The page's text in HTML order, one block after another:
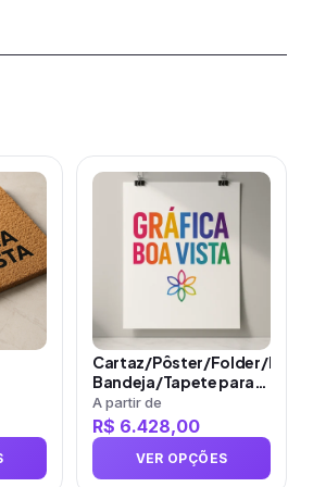
Cartaz/Pôster/Folder/Papel
Bandeja/Tapete para
Carro Couchê 150g
Verniz Total…
A partir de
R$ 6.428,00
VER OPÇÕES
Este
produto
várias
variantes.
As
opções
podem
ser
escolhidas
página